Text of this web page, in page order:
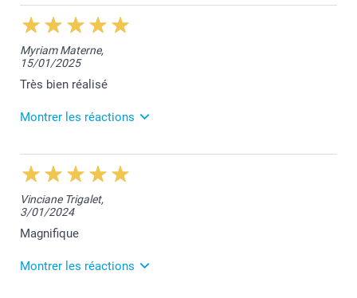
6/03/2025
12:50
Merci pour votre commentaire qui fait plaisir à lire.
Votre satisfaction est notre priorité.
Les tasses passent bien au lave-vaisselle mais il est
toutefois conseillé de laver vos articles à la main
Toujours à votre service,
Laila@Smartphoto
Myriam Materne,
15/01/2025
Très bien réalisé
Montrer les réactions
4/02/2025
13:31
Merci pour votre commentaire qui fait plaisir à lire
Myriam. Votre satisfaction est notre priorité.
Nous restons à votre disposition,
Laila@Smartphoto
Vinciane Trigalet,
3/01/2024
Magnifique
Montrer les réactions